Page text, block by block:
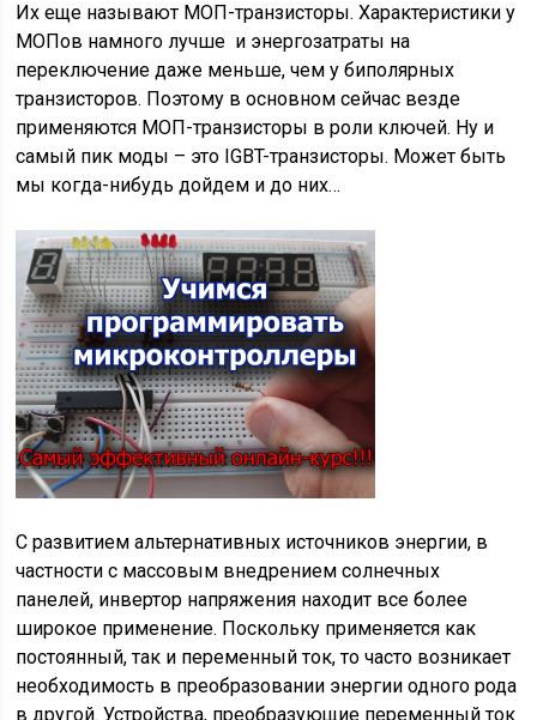
Их еще называют МОП-транзисторы. Характеристики у
МОПов намного лучше и энергозатраты на
переключение даже меньше, чем у биполярных
транзисторов. Поэтому в основном сейчас везде
применяются МОП-транзисторы в роли ключей. Ну и
самый пик моды – это IGBT-транзисторы. Может быть
мы когда-нибудь дойдем и до них…
С развитием альтернативных источников энергии, в
частности с массовым внедрением солнечных
панелей, инвертор напряжения находит все более
широкое применение. Поскольку применяется как
постоянный, так и переменный ток, то часто возникает
необходимость в преобразовании энергии одного рода
в другой. Устройства, преобразующие переменный ток